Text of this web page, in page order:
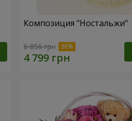
Композиция "Ностальжи"
6 856 грн